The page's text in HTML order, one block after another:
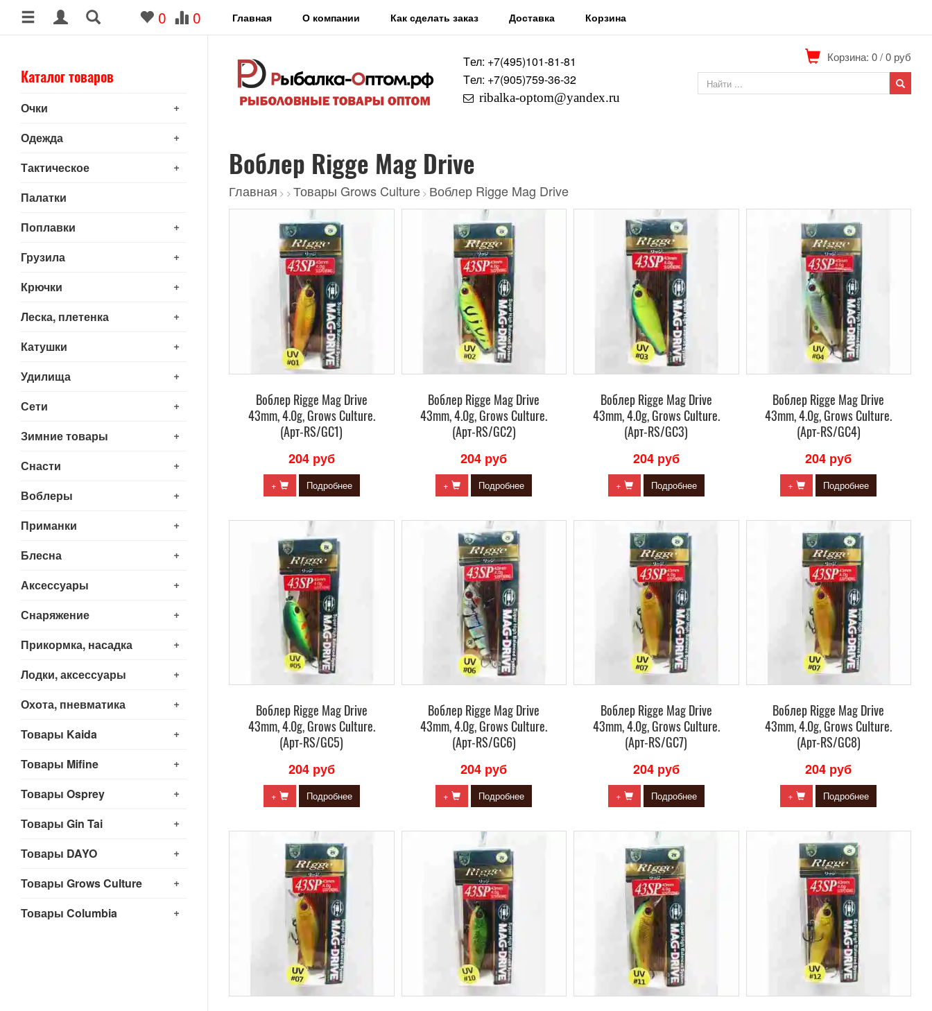
0 0 Главная О компании Как сделать заказ Доставка Корзина
Каталог товаров
+
Очки
+
Одежда
+
Тактическое
Палатки
+
Поплавки
+
Грузила
+
Крючки
+
Леска, плетенка
+
Катушки
+
Удилища
+
Сети
+
Зимние товары
+
Снасти
+
Воблеры
+
Приманки
+
Блесна
+
Аксессуары
+
Снаряжение
+
Прикормка, насадка
+
Лодки, аксессуары
+
Охота, пневматика
+
Товары Kaida
+
Товары Mifine
+
Товары Osprey
+
Товары Gin Tai
+
Товары DAYO
+
Товары Grows Culture
+
Товары Columbia
Tел: +7(495)101-81-81
Tел: +7(905)759-36-32
ribalka-optom@yandex.ru
Корзина: 0/0 руб
Воблер Rigge Mag Drive
Главная > > Товары Grows Culture > Воблер Rigge Mag Drive
Воблер Rigge Mag Drive
43mm, 4.0g, Grows Culture.
(Арт-RS/GC1)
204 руб
+ Подробнее
Воблер Rigge Mag Drive
43mm, 4.0g, Grows Culture.
(Арт-RS/GC2)
204 руб
+ Подробнее
Воблер Rigge Mag Drive
43mm, 4.0g, Grows Culture.
(Арт-RS/GC3)
204 руб
+ Подробнее
Воблер Rigge Mag Drive
43mm, 4.0g, Grows Culture.
(Арт-RS/GC4)
204 руб
+ Подробнее
Воблер Rigge Mag Drive
43mm, 4.0g, Grows Culture.
(Арт-RS/GC5)
204 руб
+ Подробнее
Воблер Rigge Mag Drive
43mm, 4.0g, Grows Culture.
(Арт-RS/GC6)
204 руб
+ Подробнее
Воблер Rigge Mag Drive
43mm, 4.0g, Grows Culture.
(Арт-RS/GC7)
204 руб
+ Подробнее
Воблер Rigge Mag Drive
43mm, 4.0g, Grows Culture.
(Арт-RS/GC8)
204 руб
+ Подробнее